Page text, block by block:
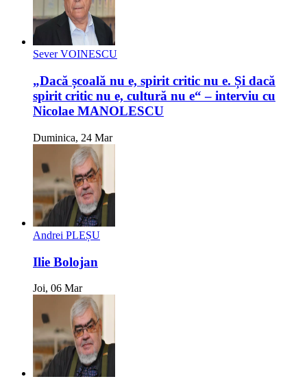
Sever VOINESCU
„Dacă școală nu e, spirit critic nu e. Și dacă
spirit critic nu e, cultură nu e“ – interviu cu
Nicolae MANOLESCU
Duminica, 24 Mar
Andrei PLEȘU
Ilie Bolojan
Joi, 06 Mar